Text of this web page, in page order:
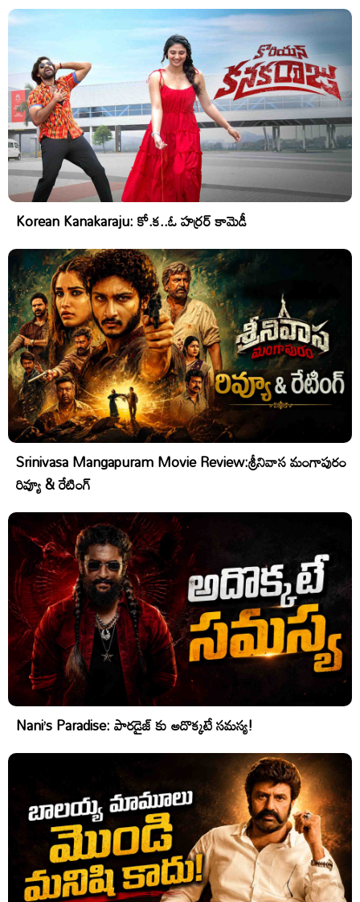
Korean Kanakaraju: కో.క..ఓ హర్రర్ కామెడీ
Srinivasa Mangapuram Movie Review:శ్రీనివాస మంగాపురం
రివ్యూ & రేటింగ్
Nani’s Paradise: పారడైజ్ కు అదొక్కటే సమస్య!